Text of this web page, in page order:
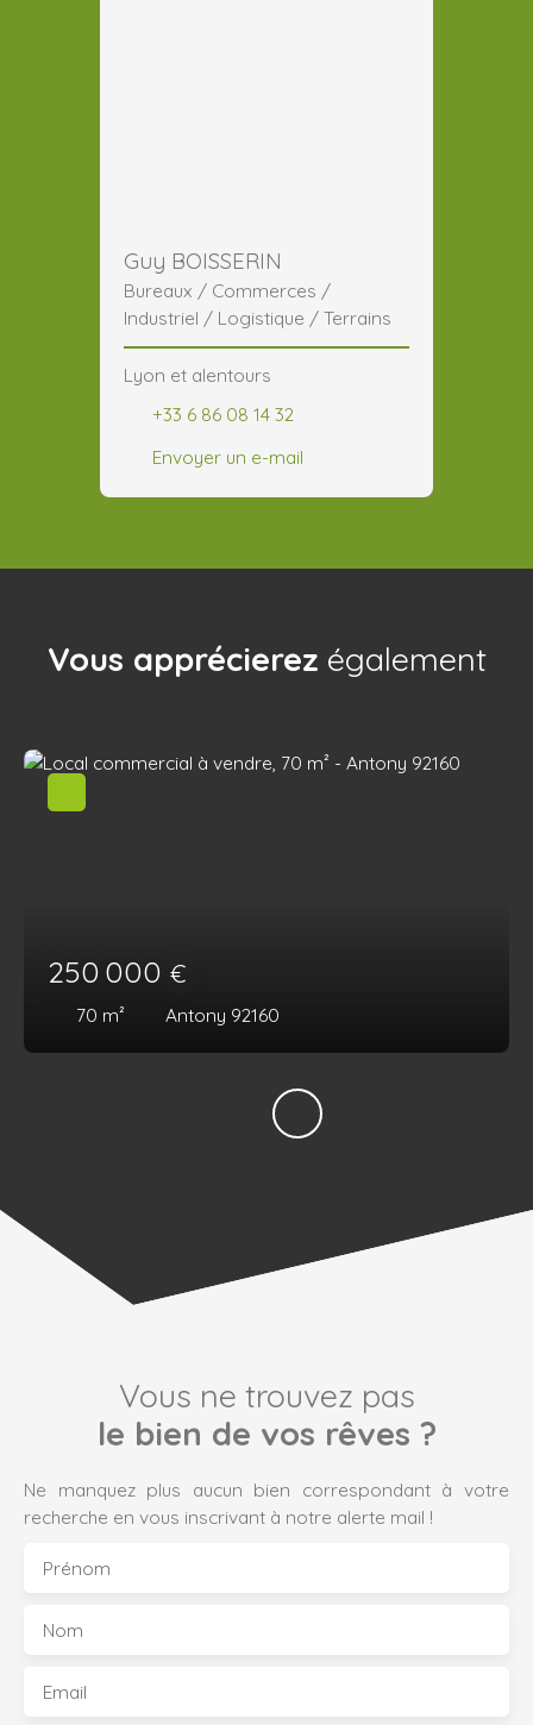
Guy BOISSERIN
Bureaux / Commerces /
Industriel / Logistique / Terrains
Lyon et alentours
+33 6 86 08 14 32
Envoyer un e-mail
Vous apprécierez également
250 000 €
70 m² Antony 92160
Vous ne trouvez pas
le bien de vos rêves ?
Ne manquez plus aucun bien correspondant à votre
recherche en vous inscrivant à notre alerte mail !
Prénom
Nom
Email